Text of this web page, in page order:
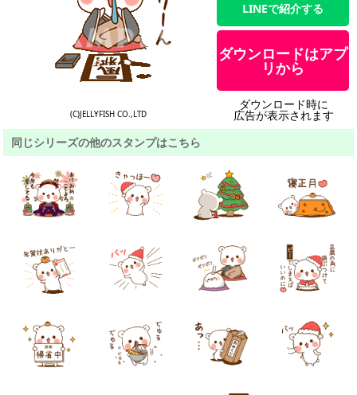
(C)JELLYFISH CO.,LTD
LINEで紹介する
ダウンロードはアプ
リから
ダウンロード時に
広告が表示されます
同じシリーズの他のスタンプはこちら